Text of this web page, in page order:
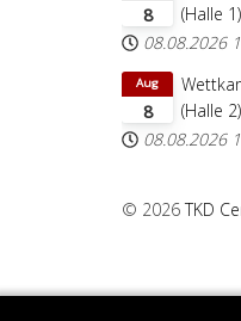
8
(Halle 1)
08.08.2026
8
Aug
(Halle 2)
08.08.2026
© 2026TKD